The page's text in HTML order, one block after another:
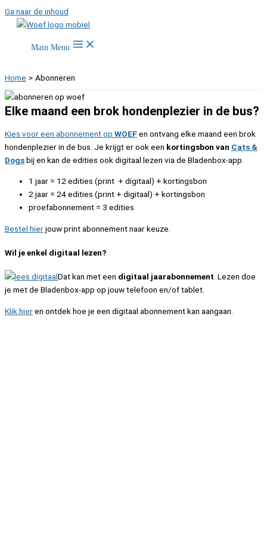
Ga naar de inhoud
Main Menu
Home Abonneren
Elke maand een brok hondenplezier in de bus?
Kies voor een abonnement op WOEFen ontvang elke maand een brok
hondenplezier in de bus. Je krijgt er ook een kortingsbon van Cats &
Dogsbij en kan de edities ook digitaal lezen via de Bladenbox-app.
1 jaar = 12 edities (print + digitaal) + kortingsbon
2 jaar = 24 edities (print + digitaal) + kortingsbon
proefabonnement = 3 edities
Bestel hierjouw print abonnement naar keuze.
Wil je enkel digitaal lezen?
Dat kan met een digitaal jaarabonnement. Lezen doe
je met de Bladenbox-app op jouw telefoon en/of tablet.
Klik hieren ontdek hoe je een digitaal abonnement kan aangaan.